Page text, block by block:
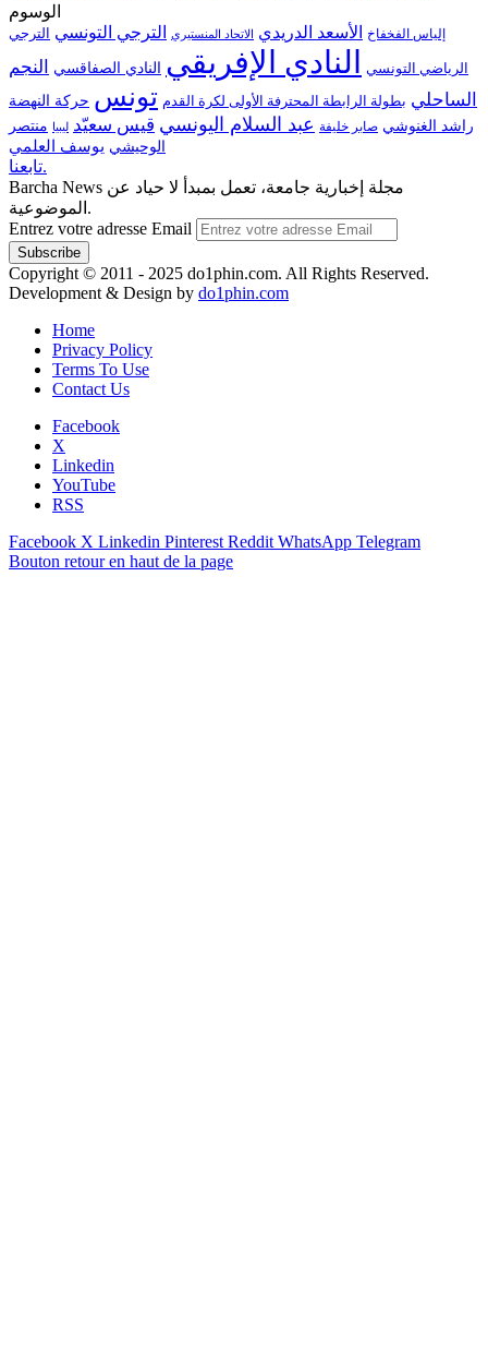
الوسوم
إلياس الفخفاخ الأسعد الدريدي الاتحاد المنستيري الترجي التونسي الترجي
الرياضي التونسي النادي الإفريقي النادي الصفاقسي
النجم
الساحلي بطولة الرابطة المحترفة الأولى لكرة القدم تونس حركة النهضة
راشد الغنوشي صابر خليفة عبد السلام اليونسي قيس سعيّد ليبيا
منتصر
الوحيشي يوسف العلمي
تابعنا.
Barcha News مجلة إخبارية جامعة، تعمل بمبدأ لا حياد عن
الموضوعية.
Entrez votre adresse Email
Copyright © 2011 - 2025 do1phin.com. All Rights Reserved.
Development & Design by do1phin.com
Home
Privacy Policy
Terms To Use
Contact Us
Facebook
X
Linkedin
YouTube
RSS
Facebook X Linkedin Pinterest Reddit WhatsApp Telegram
Bouton retour en haut de la page